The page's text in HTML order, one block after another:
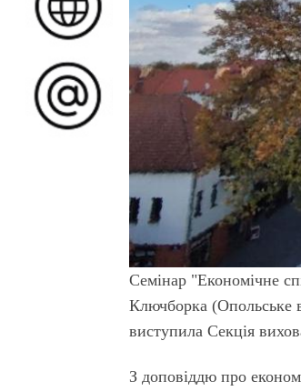
Семінар "Економічне
Ключборка (Опольське
виступила Секція
З доповіддю про